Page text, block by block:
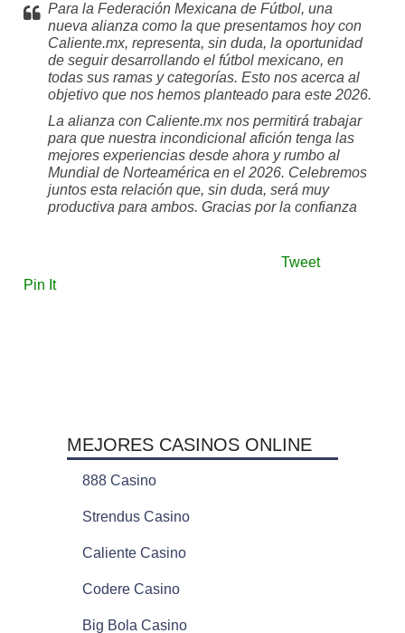
Para la Federación Mexicana de Fútbol, una
nueva alianza como la que presentamos hoy con
Caliente.mx, representa, sin duda, la oportunidad
de seguir desarrollando el fútbol mexicano, en
todas sus ramas y categorías. Esto nos acerca al
objetivo que nos hemos planteado para este 2026.
La alianza con Caliente.mx nos permitirá trabajar
para que nuestra incondicional afición tenga las
mejores experiencias desde ahora y rumbo al
Mundial de Norteamérica en el 2026. Celebremos
juntos esta relación que, sin duda, será muy
productiva para ambos. Gracias por la confianza
Tweet
Pin It
MEJORES CASINOS ONLINE
888 Casino
Strendus Casino
Caliente Casino
Codere Casino
Big Bola Casino